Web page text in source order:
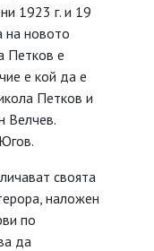
1923 г. и 19
на новото
Петков е
е кой да е
Петков и
Велчев.
своята
наложен
по
да